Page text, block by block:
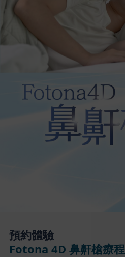
預約體驗
Fotona 4D 鼻鼾槍療程